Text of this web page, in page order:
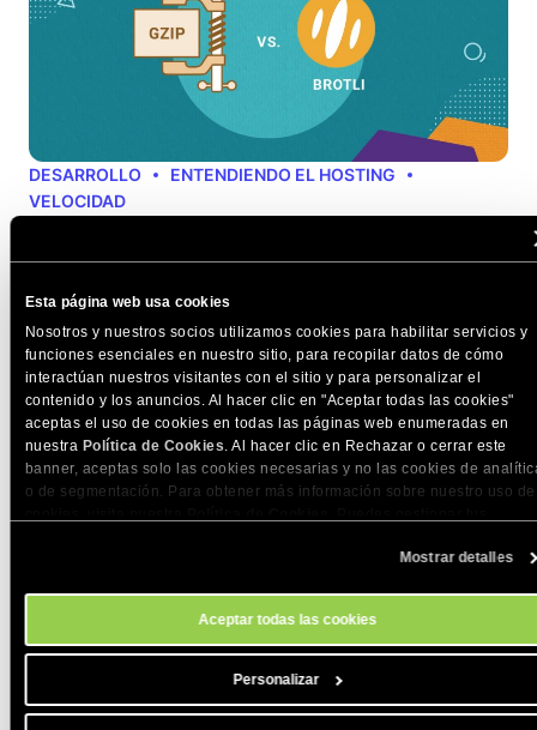
Esta página web usa cookies
Nosotros y nuestros socios utilizamos cookies para habilitar servicios y
funciones esenciales en nuestro sitio, para recopilar datos de cómo
interactúan nuestros visitantes con el sitio y para personalizar el
contenido y los anuncios. Al hacer clic en "Aceptar todas las cookies"
aceptas el uso de cookies en todas las páginas web enumeradas en
nuestra Política de Cookies. Al hacer clic en Rechazar o cerrar este
banner, aceptas solo las cookies necesarias y no las cookies de
o de segmentación. Para obtener más información sobre nuestro uso de
Mostrar detalles
Aceptar todas las cookies
Personalizar
DESARROLLO
ENTENDIENDO EL HOSTING
VELOCIDAD
compresión Brotli y Gzip para acelerar tu sitio
web
¿Estás buscando formas gratuitas de hacer que tu sitio web
sea más rápido? Una forma en…
Feb 15, 2022 6 min de lectura
ENTENDIENDO EL HOSTING
SEGURIDAD
5 sencillos pasos para mejorar la seguridad